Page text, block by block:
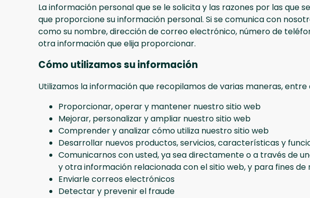
La información personal que se le solicita y las razones por las
que proporcione su información personal. Si se comunica con
como su nombre, dirección de correo electrónico, número de
otra información que elija proporcionar.
Cómo utilizamos su información
Utilizamos la información que recopilamos de varias maneras, entre
Proporcionar, operar y mantener nuestro sitio web
Mejorar, personalizar y ampliar nuestro sitio web
Comprender y analizar cómo utiliza nuestro sitio web
Desarrollar nuevos productos, servicios, características y
Comunicarnos con usted, ya sea directamente o a través de
y otra información relacionada con el sitio web, y para fines
Enviarle correos electrónicos
Detectar y prevenir el fraude